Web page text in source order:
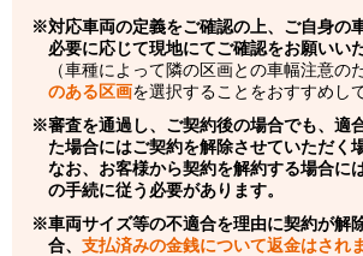
対応車両の定義をご確認の上、ご自身の
必要に応じて現地にてご確認をお願いい
（車種によって隣の区画との車幅注意の
のある区画を選択することをおすすめし
審査を通過し、ご契約後の場合でも、適
た場合にはご契約を解除させていただく
なお、お客様から契約を解約する場合に
の手続に従う必要があります。
車両サイズ等の不適合を理由に契約が解
合、 支払済みの金銭について返金はされ